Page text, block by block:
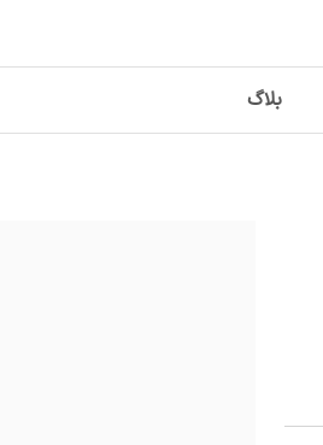
بلاگ